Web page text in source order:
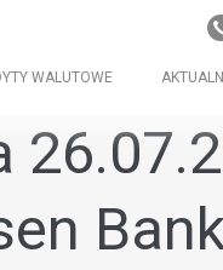
WALUTOWE